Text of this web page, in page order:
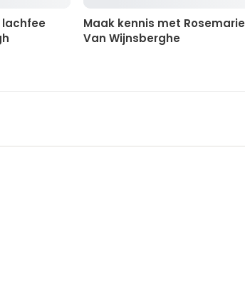
lachfee
Maak kennis met Rosemarie
Van Wijnsberghe